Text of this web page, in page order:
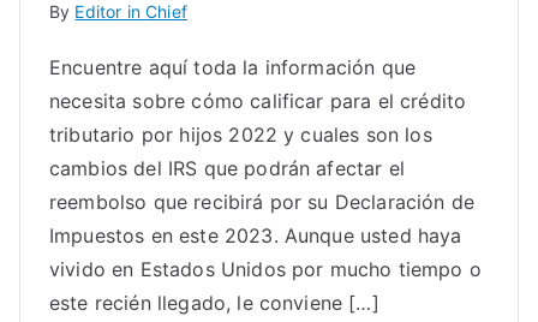
By Editor in Chief
Encuentre aquí toda la información que
necesita sobre cómo calificar para el crédito
tributario por hijos 2022 y cuales son los
cambios del IRS que podrán afectar el
reembolso que recibirá por su Declaración de
Impuestos en este 2023. Aunque usted haya
vivido en Estados Unidos por mucho tiempo o
este recién llegado, le conviene […]